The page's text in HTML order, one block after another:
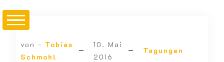
von - Tobias
Schmohl
10. Mai
2016
Tagungen